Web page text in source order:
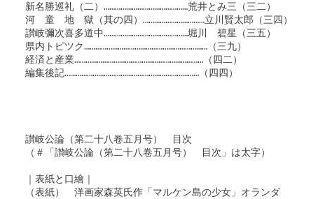
新名勝巡礼（二）………………………………………荒井とみ三（三二）
河　童　地　獄（其の四）……………………………立川賢太郎（三四）
讃岐彌次喜多道中………………………………………堀川　碧星（三五）
県内トピツク…………………………………………………………（三九）
経済と産業……………………………………………………………（四二）
編集後記………………………………………………………………（四四）
讃岐公論（第二十八卷五月号）　目次
（＃「讃岐公論（第二十八卷五月号）　目次」は太字）
｜表紙と口繪｜
（表紙）　洋画家森英氏作「マルケン島の少女」オランダ